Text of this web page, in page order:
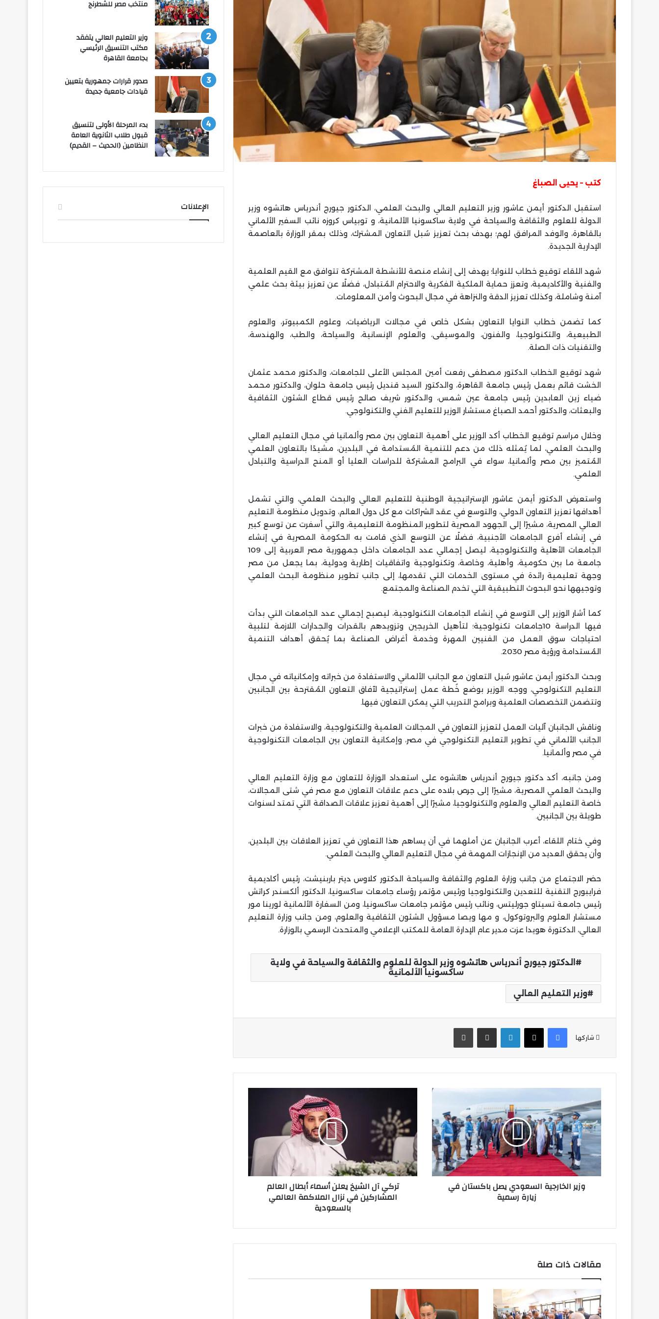
كتب – يحيى الصباغ
استقبل الدكتور أيمن عاشور وزير التعليم العالي والبحث العلمي، الدكتور جيورج أندرياس هاتشوه وزير
الدولة للعلوم والثقافة والسياحة في ولاية ساكسونيا الألمانية، و توبياس كروزه نائب السفير الألماني
بالقاهرة، والوفد المرافق لهم؛ بهدف بحث تعزيز سُبل التعاون المشترك، وذلك بمقر الوزارة بالعاصمة
الإدارية الجديدة.
شهد اللقاء توقيع خطاب للنوايا؛ يهدف إلى إنشاء منصة للأنشطة المشتركة تتوافق مع القيم العلمية
والفنية والأكاديمية، وتعزز حماية الملكية الفكرية والاحترام المُتبادل، فضلًا عن تعزيز بيئة بحث علمي
آمنة وشاملة، وكذلك تعزيز الدقة والنزاهة في مجال البحوث وأمن المعلومات.
كما تضمن خطاب النوايا التعاون بشكل خاص في مجالات الرياضيات، وعلوم الكمبيوتر، والعلوم
الطبيعية، والتكنولوجيا، والفنون، والموسيقى، والعلوم الإنسانية، والسياحة، والطب، والهندسة،
والتقنيات ذات الصلة.
شهد توقيع الخطاب الدكتور مصطفى رفعت أمين المجلس الأعلى للجامعات، والدكتور محمد عثمان
الخشت قائم بعمل رئيس جامعة القاهرة، والدكتور السيد قنديل رئيس جامعة حلوان، والدكتور محمد
ضياء زين العابدين رئيس جامعة عين شمس، والدكتور شريف صالح رئيس قطاع الشئون الثقافية
والبعثات، والدكتور أحمد الصباغ مستشار الوزير للتعليم الفني والتكنولوجي.
وخلال مراسم توقيع الخطاب أكد الوزير على أهمية التعاون بين مصر وألمانيا في مجال التعليم العالي
والبحث العلمي، لما يُمثله ذلك من دعم للتنمية المُستدامة في البلدين، مشيدًا بالتعاون العلمي
المُتميز بين مصر وألمانيا، سواء في البرامج المشتركة للدراسات العليا أو المنح الدراسية والتبادل
العلمي.
واستعرض الدكتور أيمن عاشور الإستراتيجية الوطنية للتعليم العالي والبحث العلمي، والتي تشمل
أهدافها تعزيز التعاون الدولي، والتوسع في عقد الشراكات مع كل دول العالم، وتدويل منظومة التعليم
العالي المصرية، مشيرًا إلى الجهود المصرية لتطوير المنظومة التعليمية، والتي أسفرت عن توسع كبير
في إنشاء أفرع الجامعات الأجنبية، فضلًا عن التوسع الذي قامت به الحكومة المصرية في إنشاء
الجامعات الأهلية والتكنولوجية، ليصل إجمالي عدد الجامعات داخل جمهورية مصر العربية إلى 109
جامعة ما بين حكومية، وأهلية، وخاصة، وتكنولوجية واتفاقيات إطارية ودولية، بما يجعل من مصر
وجهة تعليمية رائدة في مستوى الخدمات التي تقدمها، إلى جانب تطوير منظومة البحث العلمي
وتوجيهها نحو البحوث التطبيقية التي تخدم الصناعة والمجتمع.
كما أشار الوزير إلى التوسع في إنشاء الجامعات التكنولوجية، ليصبح إجمالي عدد الجامعات التي بدأت
فيها الدراسة 10جامعات تكنولوجية؛ لتأهيل الخريجين وتزويدهم بالقدرات والجدارات اللازمة لتلبية
احتياجات سوق العمل من الفنيين المهرة وخدمة أغراض الصناعة بما يُحقق أهداف التنمية
المُستدامة ورؤية مصر 2030.
وبحث الدكتور أيمن عاشور سُبل التعاون مع الجانب الألماني والاستفادة من خبراته وإمكانياته في مجال
التعليم التكنولوجي، ووجه الوزير بوضع خُطة عمل إستراتيجية لآفاق التعاون المُقترحة بين الجانبين
وتتضمن التخصصات العلمية وبرامج التدريب التي يمكن التعاون فيها.
وناقش الجانبان آليات العمل لتعزيز التعاون في المجالات العلمية والتكنولوجية، والاستفادة من خبرات
الجانب الألماني في تطوير التعليم التكنولوجي في مصر، وإمكانية التعاون بين الجامعات التكنولوجية
في مصر وألمانيا.
ومن جانبه، أكد دكتور جيورج أندرياس هاتشوه على استعداد الوزارة للتعاون مع وزارة التعليم العالي
والبحث العلمي المصرية، مشيرًا إلى حِرص بلاده على دعم علاقات التعاون مع مصر في شتى المجالات،
خاصة التعليم العالي والعلوم والتكنولوجيا، مشيرًا إلى أهمية تعزيز علاقات الصداقة التي تمتد لسنوات
طويلة بين الجانبين.
وفي ختام اللقاء، أعرب الجانبان عن أملهما في أن يساهم هذا التعاون في تعزيز العلاقات بين البلدين،
وأن يحقق العديد من الإنجازات المهمة في مجال التعليم العالي والبحث العلمي.
حضر الاجتماع من جانب وزارة العلوم والثقافة والسياحة الدكتور كلاوس ديتر باربنيشت، رئيس أكاديمية
فرايبورج التقنية للتعدين والتكنولوجيا ورئيس مؤتمر رؤساء جامعات ساكسونيا، الدكتور ألكسندر كراتش
رئيس جامعة تسيتاو جورليتس، ونائب رئيس مؤتمر جامعات ساكسونيا، ومن السفارة الألمانية لورينا مور
مستشار العلوم والبروتوكول، و مها ويصا مسؤول الشئون الثقافية والعلوم، ومن جانب وزارة التعليم
العالي، الدكتورة هويدا عزت مدير عام الإدارة العامة للمكتب الإعلامي والمتحدث الرسمي بالوزارة.
الدكتور جيورج أندرياس هاتشوه وزير الدولة للعلوم والثقافة والسياحة في ولاية
ساكسونيا الألمانية
وزير التعليم العالي
شاركها
فيسبوك
‫X لينكدإن مشاركة عبر البريد طباعة
الخارجية
السعودي
يصل
باكستان
زيارة
رسمية
وزير الخارجية السعودي يصل باكستان في
زيارة رسمية
الشيخ
يعلن
أسماء
أبطال
العالم
المشاركين
في
الملاكمة
تركي آل الشيخ يعلن أسماء أبطال العالم
المشاركين في نزال الملاكمة العالمي
بالسعودية
مقالات ذات صلة
منتخب مصر للشطرنج
وزير التعليم العالي يتفقد
مكتب التنسيق الرئيسي
بجامعة القاهرة
صدور قرارات جمهورية بتعيين
قيادات جامعية جديدة
بدء المرحلة الأولى لتنسيق
قبول طلاب الثانوية العامة
النظامين (الحديث – القديم)
الإعلانات